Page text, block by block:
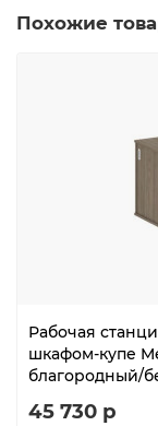
Похожие
Рабочая
шкафом-купе
благородный/
45 730 р